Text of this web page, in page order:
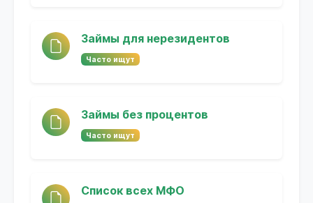
Займы для нерезидентов
Часто ищут
Займы без процентов
Часто ищут
Список всех МФО